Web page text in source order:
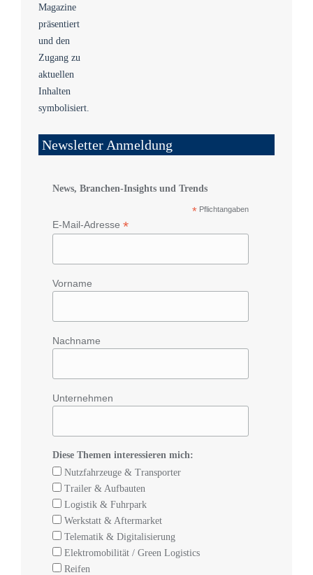
Newsletter Anmeldung
News, Branchen-Insights und Trends
* Pflichtangaben
E-Mail-Adresse *
Vorname
Nachname
Unternehmen
Diese Themen interessieren mich:
Nutzfahrzeuge & Transporter
Trailer & Aufbauten
Logistik & Fuhrpark
Werkstatt & Aftermarket
Telematik & Digitalisierung
Elektromobilität / Green Logistics
Reifen